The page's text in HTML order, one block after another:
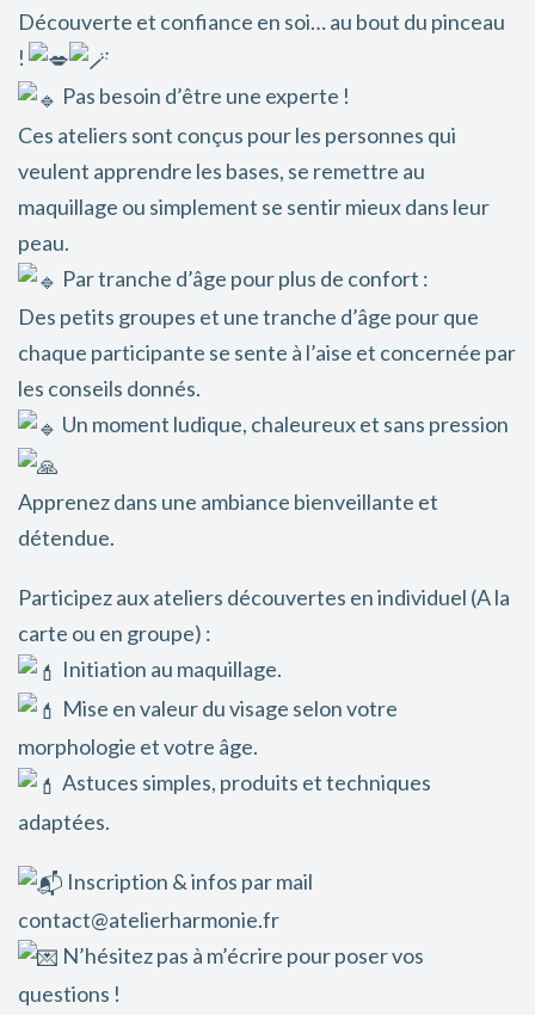
Découverte et confiance en soi… au bout du pinceau
!
Pas besoin d’être une experte !
Ces ateliers sont conçus pour les personnes qui
veulent apprendre les bases, se remettre au
maquillage ou simplement se sentir mieux dans leur
peau.
Par tranche d’âge pour plus de confort :
Des petits groupes et une tranche d’âge pour que
chaque participante se sente à l’aise et concernée par
les conseils donnés.
Un moment ludique, chaleureux et sans pression
Apprenez dans une ambiance bienveillante et
détendue.
Participez aux ateliers découvertes en individuel (A la
carte ou en groupe) :
Initiation au maquillage.
Mise en valeur du visage selon votre
morphologie et votre âge.
Astuces simples, produits et techniques
adaptées.
Inscription & infos par mail
contact@atelierharmonie.fr
N’hésitez pas à m’écrire pour poser vos
questions !